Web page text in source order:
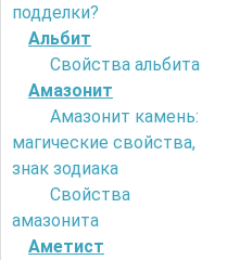
подделки?
Альбит
Свойства альбита
Амазонит
Амазонит камень:
магические свойства,
знак зодиака
Свойства
амазонита
Аметист